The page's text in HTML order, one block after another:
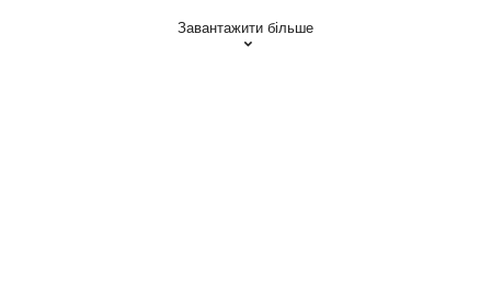
Завантажити більше